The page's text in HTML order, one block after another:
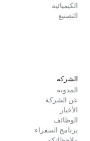
الكيميائية
التصنيع
الشركة
المدونة
عن الشركة
الأخبار
الوظائف
برنامج السفراء